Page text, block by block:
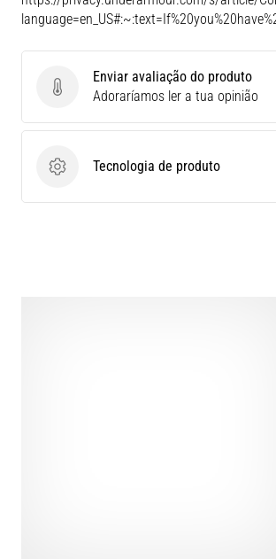
Enviar avaliação do produto
Enviar avaliação do produto
Adoraríamos ler a tua opinião
Tecnologia de produto
Tecnologia de produto